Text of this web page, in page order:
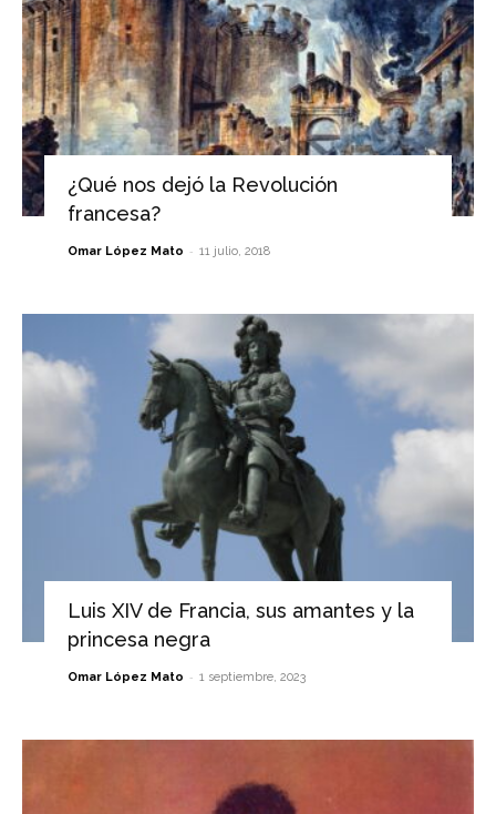
¿Qué nos dejó la Revolución
francesa?
Omar López Mato - 11 julio, 2018
Luis XIV de Francia, sus amantes y la
princesa negra
Omar López Mato - 1 septiembre, 2023